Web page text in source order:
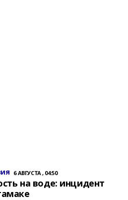
6 АВГУСТА , 04:50
на воде: инцидент